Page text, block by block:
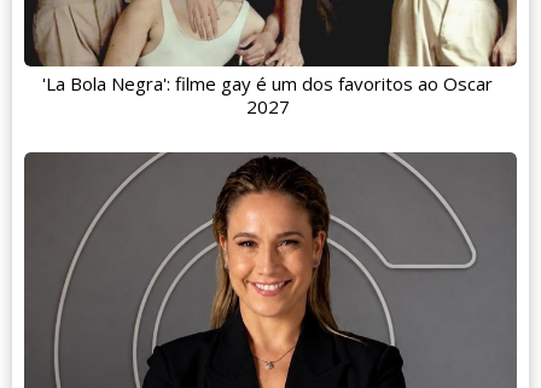
'La Bola Negra': filme gay é um dos favoritos ao Oscar
2027